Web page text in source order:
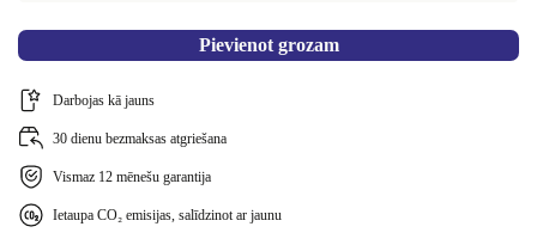
Pievienot grozam
Darbojas kā jauns
30 dienu bezmaksas atgriešana
Vismaz 12 mēnešu garantija
Ietaupa CO₂ emisijas, salīdzinot ar jaunu